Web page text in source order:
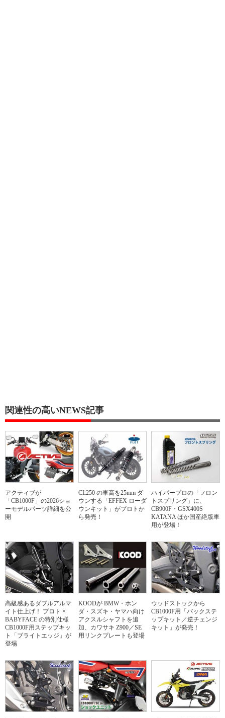
関連性の高いNEWS記事
アクティブが
「CB1000F」の2026ショ
ーモデルパーツ詳細を公
開
CL250 の車高を25mm ダ
ウンする「EFFEX ローダ
ウンキット」がプロトか
ら発売！
ハイパープロの「フロン
トスプリング」に、
CB900F・GSX400S
KATANA ほか国産絶版車
用が登場！
高級感あるダブルアルマ
イト仕上げ！ プロト ×
BABYFACE の特別仕様
CB1000F用ステップキッ
ト「ブライトエッジ」が
登場
KOODが BMW・ホン
ダ・スズキ・ヤマハ向け
アクスルシャフトを追
加、カワサキ Z900／SE
用リンクプレートも登場
ウッドストックから
CB1000F用「バックステ
ップキット／逆チェンジ
キット」が発売！